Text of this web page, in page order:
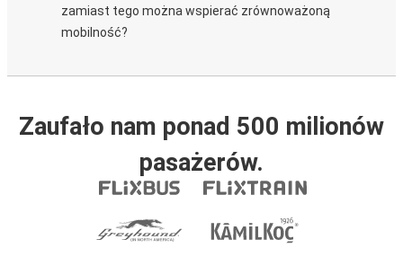
zamiast tego można wspierać zrównoważoną
mobilność?
Zaufało nam ponad 500 milionów
pasażerów.